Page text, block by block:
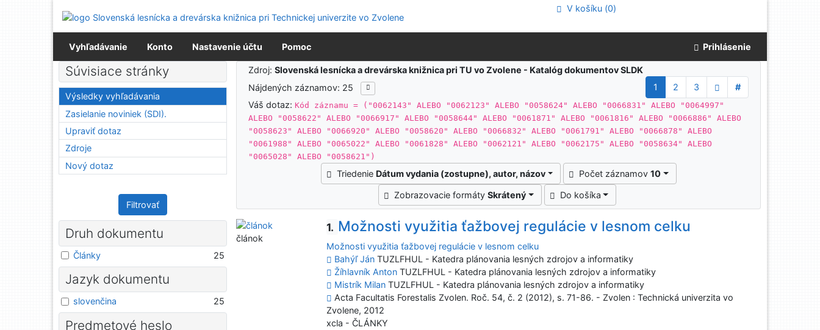
Prejsť na menu
Prehlásenie o webovej prístupnosti
V košíku (0)
Vyhľadávanie Konto Nastavenie účtu Pomoc Prihlásenie
Výsledky vyhľadávania
Zdroj:Slovenská lesnícka a drevárska knižnica pri TU vo Zvolene - Katalóg dokumentov SLDK
Nájdených záznamov: 25
1 2 3
#
Váš dotaz:Kód záznamu = ("0062143" ALEBO "0062123" ALEBO "0058624" ALEBO "0066831" ALEBO "0064997"
ALEBO "0058622" ALEBO "0066917" ALEBO "0058644" ALEBO "0061871" ALEBO "0061816" ALEBO "0066886" ALEBO
"0058623" ALEBO "0066920" ALEBO "0058620" ALEBO "0066832" ALEBO "0061791" ALEBO "0066878" ALEBO
"0061988" ALEBO "0065022" ALEBO "0061828" ALEBO "0062121" ALEBO "0062175" ALEBO "0058634" ALEBO
"0065028" ALEBO "0058621")
Triedenie Dátum vydania (zostupne), autor, názov Počet záznamov10
Zobrazovacie formátySkrátený Do košíka
1. Možnosti využitia ťažbovej regulácie v lesnom celku
Možnosti využitia ťažbovej regulácie v lesnom celku
Bahýľ Ján TUZLFHUL - Katedra plánovania lesných zdrojov a informatiky
Žíhlavník Anton TUZLFHUL - Katedra plánovania lesných zdrojov a informatiky
Mistrík Milan TUZLFHUL - Katedra plánovania lesných zdrojov a informatiky
Acta Facultatis Forestalis Zvolen. Roč. 54, č. 2 (2012), s. 71-86. - Zvolen : Technická univerzita vo
Zvolene, 2012
xcla - ČLÁNKY
článok
Súvisiace stránky
Výsledky vyhľadávania
Zasielanie noviniek (SDI).
Upraviť dotaz
Zdroje
Nový dotaz
Filtrovať
Druh dokumentu
Články 25
Jazyk dokumentu
slovenčina 25
Predmetové heslo